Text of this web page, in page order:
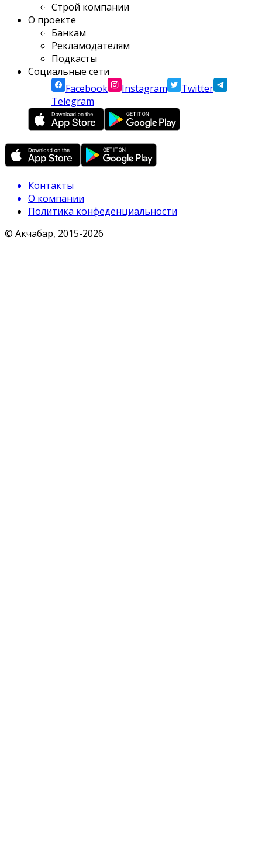
Строй компании
О проекте
Банкам
Рекламодателям
Подкасты
Социальные сети
Facebook
Instagram
Twitter
Telegram
Контакты
О компании
Политика конфеденциальности
© Акчабар, 2015-2026